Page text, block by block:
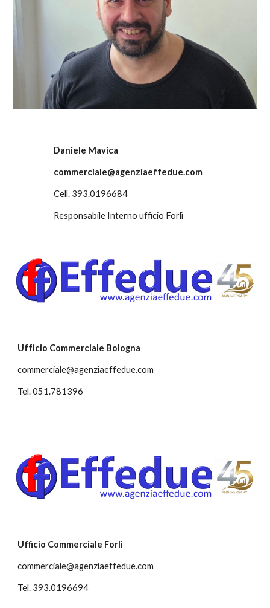
Daniele Mavica
commerciale@agenziaeffedue.com
Cell. 393.0196684
Responsabile Interno ufficio Forlì
Ufficio Commerciale Bologna
commerciale@agenziaeffedue.com
Tel. 051.781396
Ufficio Commerciale Forlì
commerciale@agenziaeffedue.com
Tel. 393.0196694